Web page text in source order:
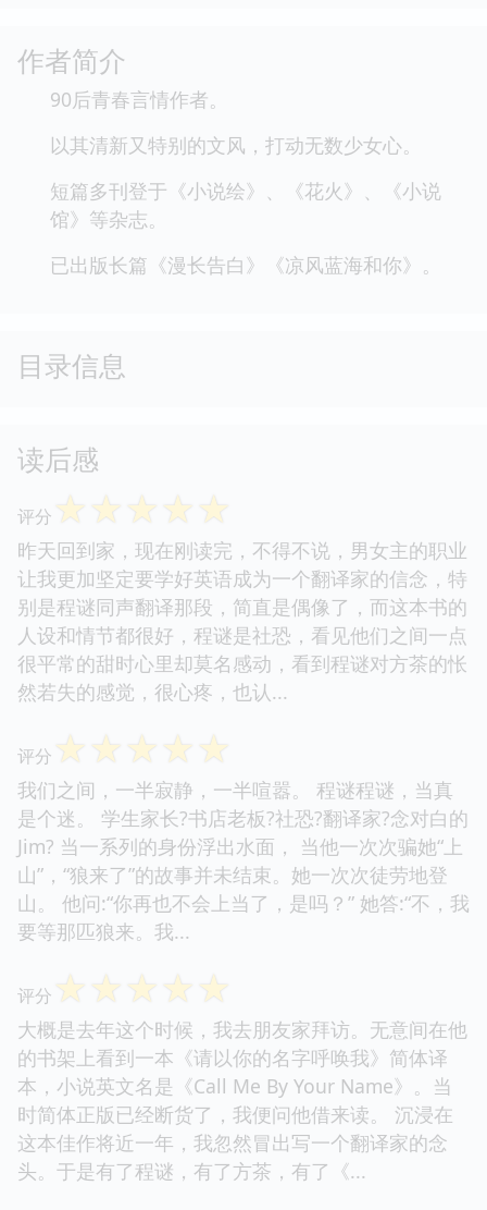
作者简介
90后青春言情作者。
以其清新又特别的文风，打动无数少女心。
短篇多刊登于《小说绘》、《花火》、《小说
馆》等杂志。
已出版长篇《漫长告白》《凉风蓝海和你》。
目录信息
读后感
评分 ☆☆☆☆☆
昨天回到家，现在刚读完，不得不说，男女主的职业
让我更加坚定要学好英语成为一个翻译家的信念，特
别是程谜同声翻译那段，简直是偶像了，而这本书的
人设和情节都很好，程谜是社恐，看见他们之间一点
很平常的甜时心里却莫名感动，看到程谜对方茶的怅
然若失的感觉，很心疼，也认...
评分 ☆☆☆☆☆
我们之间，一半寂静，一半喧嚣。 程谜程谜，当真
是个迷。 学生家长?书店老板?社恐?翻译家?念对白的
Jim? 当一系列的身份浮出水面， 当他一次次骗她“上
山”，“狼来了”的故事并未结束。她一次次徒劳地登
山。 他问:“你再也不会上当了，是吗？” 她答:“不，我
要等那匹狼来。我...
评分 ☆☆☆☆☆
大概是去年这个时候，我去朋友家拜访。无意间在他
的书架上看到一本《请以你的名字呼唤我》简体译
本，小说英文名是《Call Me By Your Name》。当
时简体正版已经断货了，我便问他借来读。 沉浸在
这本佳作将近一年，我忽然冒出写一个翻译家的念
头。于是有了程谜，有了方茶，有了《...